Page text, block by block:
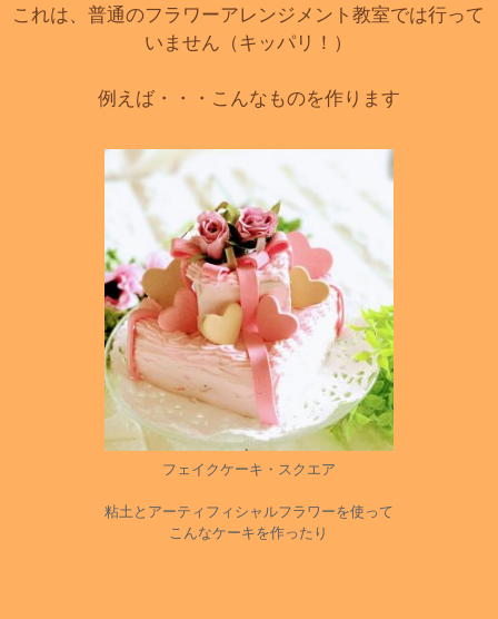
これは、普通のフラワーアレンジメント教室では行って
いません（キッパリ！）
例えば・・・こんなものを作ります
フェイクケーキ・スクエア
粘土とアーティフィシャルフラワーを使って
こんなケーキを作ったり